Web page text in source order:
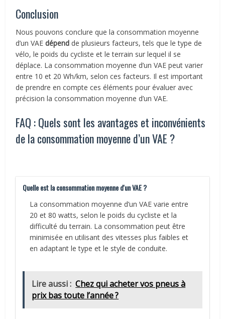
Conclusion
Nous pouvons conclure que la consommation moyenne
d’un VAEdépend de plusieurs facteurs, tels que le type de
vélo, le poids du cycliste et le terrain sur lequel il se
déplace. La consommation moyenne d’un VAE peut varier
entre 10 et 20 Wh/km, selon ces facteurs. Il est important
de prendre en compte ces éléments pour évaluer avec
précision la consommation moyenne d’un VAE.
FAQ : Quels sont les avantages et inconvénients
de la consommation moyenne d’un VAE ?
Quelle est la consommation moyenne d'un VAE ?
La consommation moyenne d’un VAE varie entre
20 et 80 watts, selon le poids du cycliste et la
difficulté du terrain. La consommation peut être
minimisée en utilisant des vitesses plus faibles et
en adaptant le type et le style de conduite.
Lire aussi : Chez qui acheter vos pneus à
prix bas toute l’année ?